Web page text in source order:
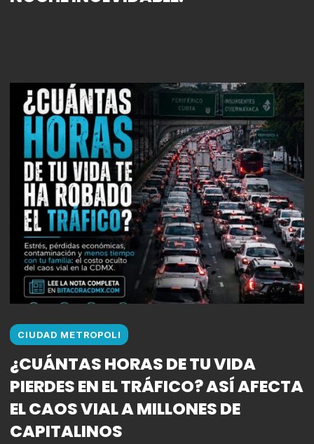
CIUDAD METROPOLI
¿CUÁNTAS HORAS DE TU VIDA
PIERDES EN EL TRÁFICO? ASÍ AFECTA
EL CAOS VIAL A MILLONES DE
CAPITALINOS